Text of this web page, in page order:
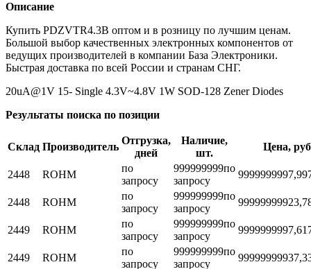
Описание
Купить PDZVTR4.3B оптом и в розницу по лучшим ценам.
Большой выбор качественных электронных компонентов от
ведущих производителей в компании База Электроники.
Быстрая доставка по всей России и странам СНГ.
20uA@1V 15- Single 4.3V~4.8V 1W SOD-128 Zener Diodes
Результаты поиска по позиции
Склад Производитель
Отгрузка,
дней
Наличие,
шт.
Цена,
2448 ROHM
по
запросу
999999999по
запросу
9999999997,99
2448 ROHM
по
запросу
999999999по
запросу
999999999
2449 ROHM
по
запросу
999999999по
запросу
9999999997,61
2449 ROHM
по
запросу
999999999по
запросу
99999999937,3